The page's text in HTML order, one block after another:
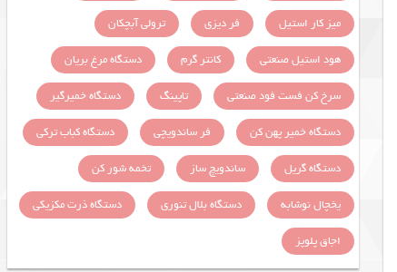
میز کار استیل
فر دیزی
ترولی آبچکان
هود استیل صنعتی
کانتر گرم
دستگاه مرغ بریان
سرخ کن فست فود صنعتی
تاپینگ
دستگاه خمیرگیر
دستگاه خمیر پهن کن
فر ساندویچی
دستگاه کباب ترکی
دستگاه گریل
ساندویچ ساز
تخمه شور کن
یخچال نوشابه
دستگاه بلال تنوری
دستگاه ذرت مکزیکی
اجاق پلوپز